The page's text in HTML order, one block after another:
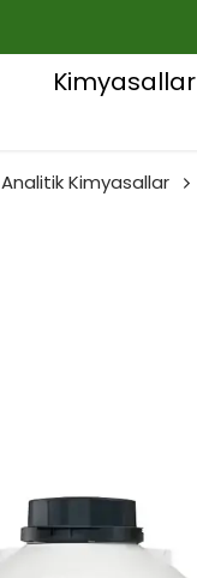
Kimyasallar
Analitik Kimyasallar